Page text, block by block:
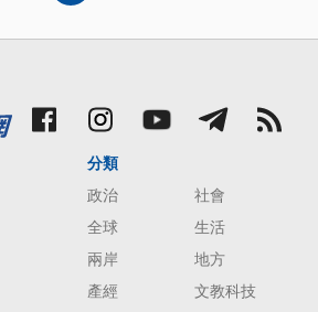
分類
政治
社會
全球
生活
兩岸
地方
產經
文教科技